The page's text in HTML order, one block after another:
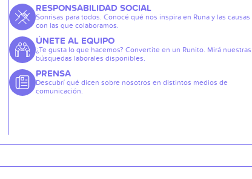
RESPONSABILIDAD SOCIAL
Sonrisas para todos. Conocé qué nos inspira en Runa y las causas
con las que colaboramos.
ÚNETE AL EQUIPO
¿Te gusta lo que hacemos? Convertite en un Runito. Mirá nuestras
búsquedas laborales disponibles.
PRENSA
Descubrí qué dicen sobre nosotros en distintos medios de
comunicación.